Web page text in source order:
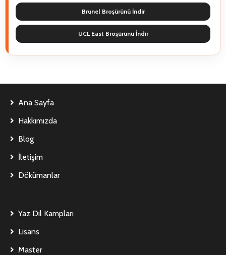
Brunel Broşürünü İndir
UCL East Broşürünü İndir
Ana Sayfa
Hakkımızda
Blog
İletişim
Dökümanlar
Yaz Dil Kampları
Lisans
Master